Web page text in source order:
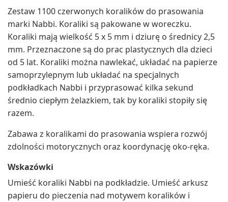
Zestaw 1100 czerwonych koralików do prasowania
marki Nabbi. Koraliki są pakowane w woreczku.
Koraliki mają wielkość 5 x 5 mm i dziurę o średnicy 2,5
mm. Przeznaczone są do prac plastycznych dla dzieci
od 5 lat. Koraliki można nawlekać, układać na papierze
samoprzylepnym lub układać na specjalnych
podkładkach Nabbi i przyprasować kilka sekund
średnio ciepłym żelazkiem, tak by koraliki stopiły się
razem.
Zabawa z koralikami do prasowania wspiera rozwój
zdolności motorycznych oraz koordynację oko-ręka.
Wskazówki
Umieść koraliki Nabbi na podkładzie. Umieść arkusz
papieru do pieczenia nad motywem koralików i